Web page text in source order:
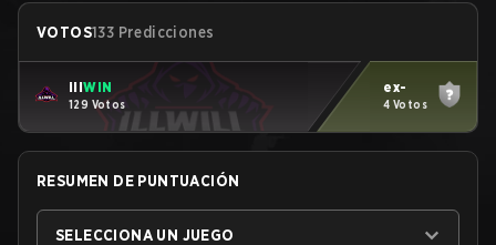
VOTOS133 Predicciones
illWIN
129 Votos
ex-
4 Votos
RESUMEN DE PUNTUACIÓN
SELECCIONA UN JUEGO